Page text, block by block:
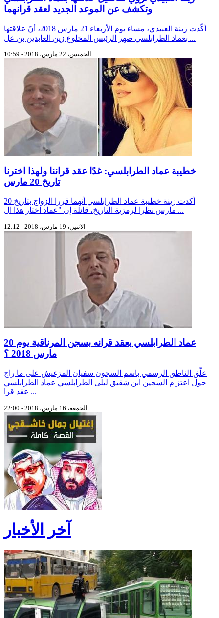
وتكشف عن الموعد الجديد لعقد قرانهما
أكّدت زينة العبيدي، مساء يوم الأربعاء 21 مارس 2018، أنّ علاقتها
بعماد الطرابلسي صهر الرئيس المخلوع زين العابدين بن عل ...
الخميس، 22 مارس، 2018 - 10:59
خطيبة عماد الطرابلسي: غدًا عقد قراننا ولهذا اخترنا
تاريخ 20 مارس
أكدت زينة خطيبة عماد الطرابلسي أنهما قررا الزواج بتاريخ 20
مارس نظرا لرمزية التاريخ، قائلة إن "عماد اختار هذا ال ...
الاثنين، 19 مارس، 2018 - 12:12
عماد الطرابلسي يعقد قرانه بسجن المرناقية يوم 20
مارس 2018 ؟
علّق الناطق الرسمي باسم السجون سفيان المزغيش على ما راج
حول اعتزام السجين ابن شقيق ليلى الطرابلسي عماد الطرابلسي
عقد قرا ...
الجمعة، 16 مارس، 2018 - 22:00
آخر الأخبار